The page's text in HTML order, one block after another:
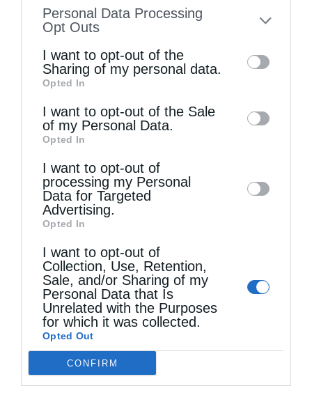
to your opt-out. You may separately opt-out
information by third parties on the IAB’s list
of downstream participants. This
information may also be disclosed by us to
third parties on theIAB’s List of
Downstream Participants
disclose it to other third parties.
Personal Data Processing
Opt Outs
I want to opt-out of the
Sharing of my personal data.
Opted In
I want to opt-out of the Sale
of my Personal Data.
Opted In
I want to opt-out of
processing my Personal
Data for Targeted
Advertising.
Opted In
I want to opt-out of
Collection, Use, Retention,
Sale, and/or Sharing of my
Personal Data that Is
Unrelated with the Purposes
for which it was collected.
Opted Out
CONFIRM
Άγιος Παΐσιος: Η γλυκύτητα της πνευματικής ζωής
Ψαλίδι στη γλώσσα